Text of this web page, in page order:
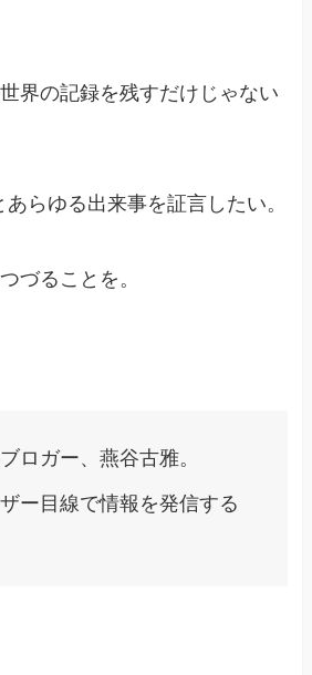
界の記録を残すだけじゃない
らゆる出来事を証言したい。
づることを。
ロガー、燕谷古雅。
ー目線で情報を発信する